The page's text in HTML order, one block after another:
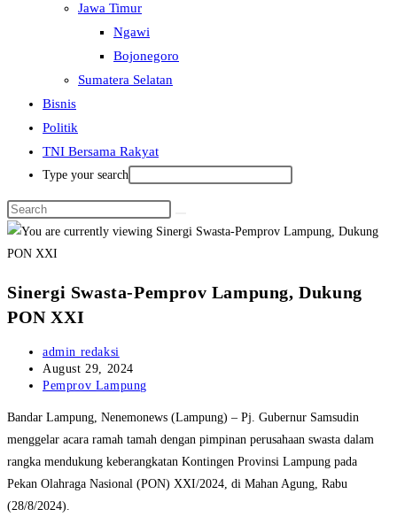
Jawa Timur
Ngawi
Bojonegoro
Sumatera Selatan
Bisnis
Politik
TNI Bersama Rakyat
Type your search
Sinergi Swasta-Pemprov Lampung, Dukung
PON XXI
Post
author:
admin redaksi
Post
published:
August 29, 2024
Post
Pemprov Lampung
Bandar Lampung, Nenemonews (Lampung) – Pj. Gubernur Samsudin
menggelar acara ramah tamah dengan pimpinan perusahaan swasta dalam
rangka mendukung keberangkatan Kontingen Provinsi Lampung pada
Pekan Olahraga Nasional (PON) XXI/2024, di Mahan Agung, Rabu
(28/8/2024).